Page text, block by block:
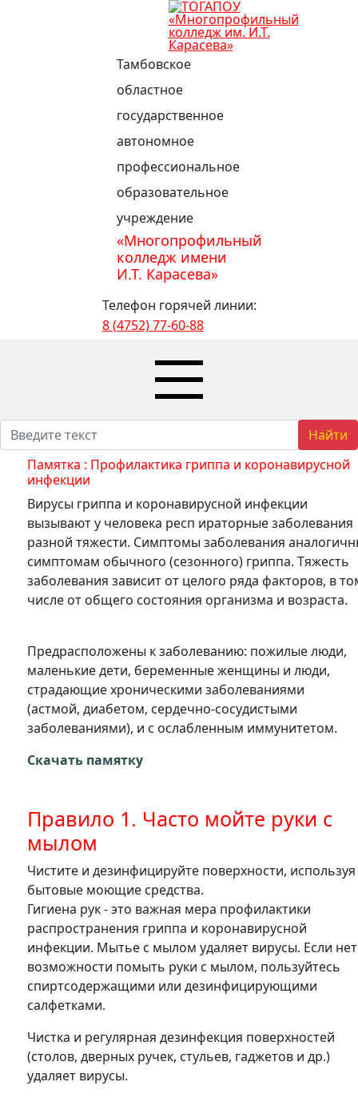
Тамбовское
областное
государственное
автономное
профессиональное
образовательное
учреждение
«Многопрофильный
колледж имени
И.Т. Карасева»
Телефон горячей линии:
8 (4752) 77-60-88
Найти
Памятка : Профилактика гриппа и коронавирусной
инфекции
Вирусы гриппа и коронавирусной инфекции
вызывают у человека респ ираторные заболевания
разной тяжести. Симптомы заболевания
симптомам обычного (сезонного) гриппа. Тяжесть
заболевания зависит от целого ряда факторов, в
числе от общего состояния организма и возраста.
Предрасположены к заболеванию: пожилые люди,
маленькие дети, беременные женщины и люди,
страдающие хроническими заболеваниями
(астмой, диабетом, сердечно-сосудистыми
заболеваниями), и с ослабленным иммунитетом.
Скачать памятку
Правило 1. Часто мойте руки с
мылом
Чистите и дезинфицируйте поверхности, используя
бытовые моющие средства.
Гигиена рук - это важная мера профилактики
распространения гриппа и коронавирусной
инфекции. Мытье с мылом удаляет вирусы. Если нет
возможности помыть руки с мылом, пользуйтесь
спиртсодержащими или дезинфицирующими
салфетками.
Чистка и регулярная дезинфекция поверхностей
(столов, дверных ручек, стульев, гаджетов и др.)
удаляет вирусы.